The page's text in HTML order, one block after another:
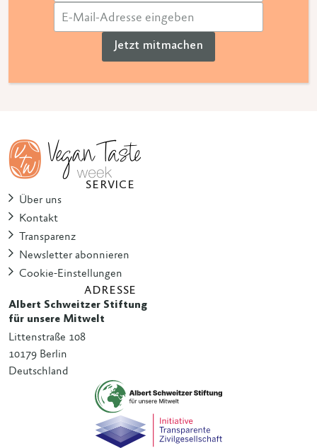
Jetzt mitmachen
SERVICE
Über uns
Kontakt
Transparenz
Newsletter abonnieren
Cookie-Einstellungen
ADRESSE
Albert Schweitzer Stiftung
für unsere Mitwelt
Littenstraße 108
10179 Berlin
Deutschland